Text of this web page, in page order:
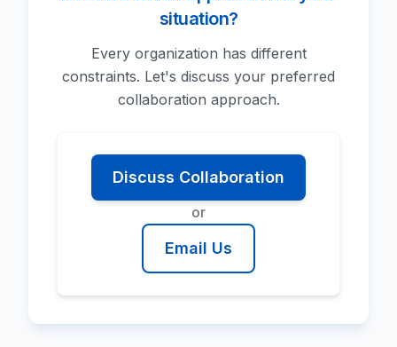
situation?
Every organization has different
constraints. Let's discuss your preferred
collaboration approach.
Discuss Collaboration
or
Email Us